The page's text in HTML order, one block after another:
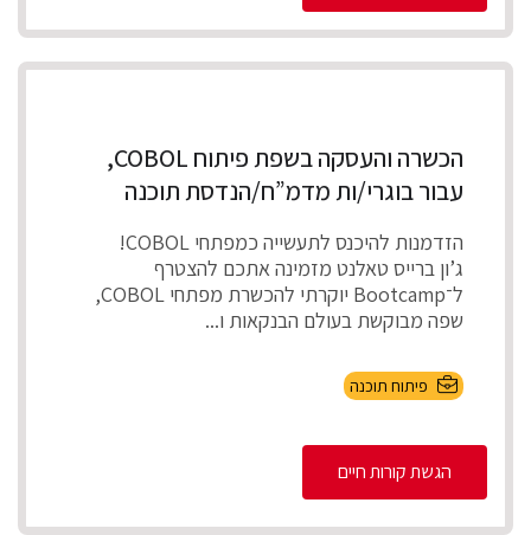
הכשרה והעסקה בשפת פיתוח COBOL,
עבור בוגרי/ות מדמ”ח/הנדסת תוכנה
הזדמנות להיכנס לתעשייה כמפתחי COBOL!
ג’ון ברייס טאלנט מזמינה אתכם להצטרף
ל־Bootcamp יוקרתי להכשרת מפתחי COBOL,
שפה מבוקשת בעולם הבנקאות ו...
פיתוח תוכנה
הגשת קורות חיים